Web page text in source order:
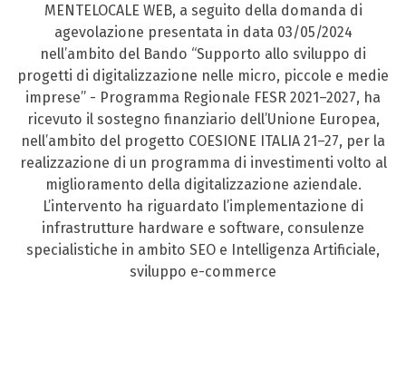
MENTELOCALE WEB, a seguito della domanda di
agevolazione presentata in data 03/05/2024
nell’ambito del Bando “Supporto allo sviluppo di
progetti di digitalizzazione nelle micro, piccole e medie
imprese” - Programma Regionale FESR 2021–2027, ha
ricevuto il sostegno finanziario dell’Unione Europea,
nell’ambito del progetto COESIONE ITALIA 21–27, per la
realizzazione di un programma di investimenti volto al
miglioramento della digitalizzazione aziendale.
L’intervento ha riguardato l’implementazione di
infrastrutture hardware e software, consulenze
specialistiche in ambito SEO e Intelligenza Artificiale,
sviluppo e-commerce